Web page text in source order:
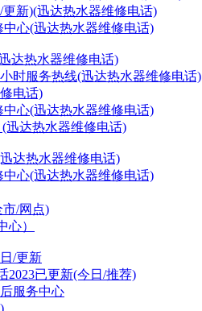
新)(迅达热水器维修电话)
中心(迅达热水器维修电话)
达热水器维修电话)
时服务热线(迅达热水器维修电话)
电话)
中心(迅达热水器维修电话)
迅达热水器维修电话)
达热水器维修电话)
中心(迅达热水器维修电话)
市/网点)
心）
/更新
已更新(今日/推荐)
服务中心